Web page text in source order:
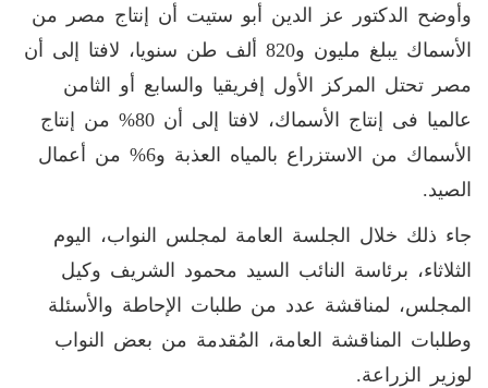
وأوضح الدكتور عز الدين أبو ستيت أن إنتاج مصر من
الأسماك يبلغ مليون و820 ألف طن سنويا، لافتا إلى أن
مصر تحتل المركز الأول إفريقيا والسابع أو الثامن
عالميا فى إنتاج الأسماك، لافتا إلى أن 80% من إنتاج
الأسماك من الاستزراع بالمياه العذبة و6% من أعمال
الصيد.
جاء ذلك خلال الجلسة العامة لمجلس النواب، اليوم
الثلاثاء، برئاسة النائب السيد محمود الشريف وكيل
المجلس، لمناقشة عدد من طلبات الإحاطة والأسئلة
وطلبات المناقشة العامة، المُقدمة من بعض النواب
لوزير الزراعة.